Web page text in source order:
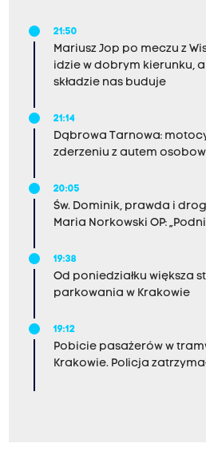
21:50
Mariusz Jop po meczu z
idzie w dobrym kierunku,
składzie nas buduje
21:14
Dąbrowa Tarnowa:
zderzeniu z autem
20:05
Św. Dominik, prawda i
Maria Norkowski OP:
19:38
Od poniedziałku większa
parkowania w Krakowie
19:12
Pobicie pasażerów w
Krakowie. Policja